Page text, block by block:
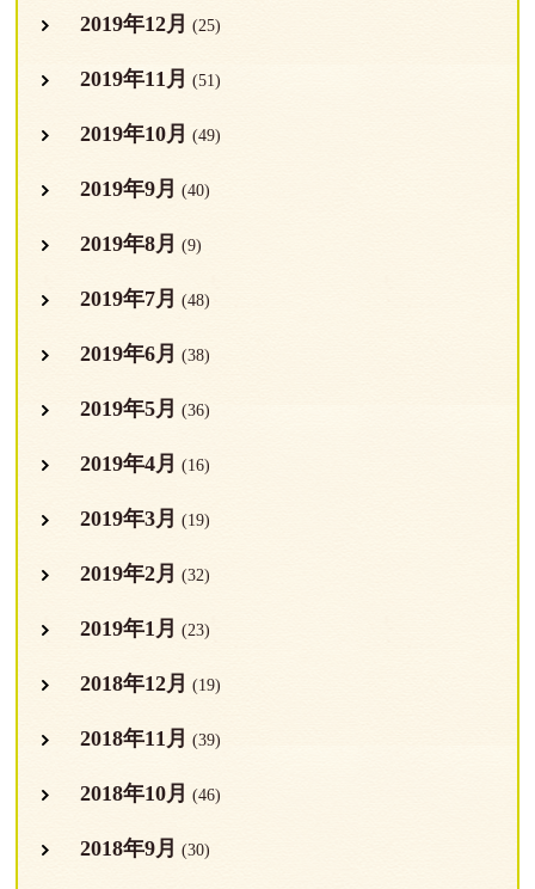
2019年12月 (25)
2019年11月 (51)
2019年10月 (49)
2019年9月 (40)
2019年8月 (9)
2019年7月 (48)
2019年6月 (38)
2019年5月 (36)
2019年4月 (16)
2019年3月 (19)
2019年2月 (32)
2019年1月 (23)
2018年12月 (19)
2018年11月 (39)
2018年10月 (46)
2018年9月 (30)